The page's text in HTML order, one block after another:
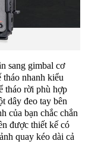
sang gimbal cơ
tháo nhanh kiểu
tháo rời phù hợp
dây đeo tay bên
của bạn chắc chắn
được thiết kế có
quay kéo dài cả